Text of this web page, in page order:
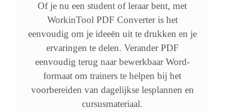
Of je nu een student of leraar bent, met
WorkinTool PDF Converter is het
eenvoudig om je ideeën uit te drukken en je
ervaringen te delen. Verander PDF
eenvoudig terug naar bewerkbaar Word-
formaat om trainers te helpen bij het
voorbereiden van dagelijkse lesplannen en
cursusmateriaal.